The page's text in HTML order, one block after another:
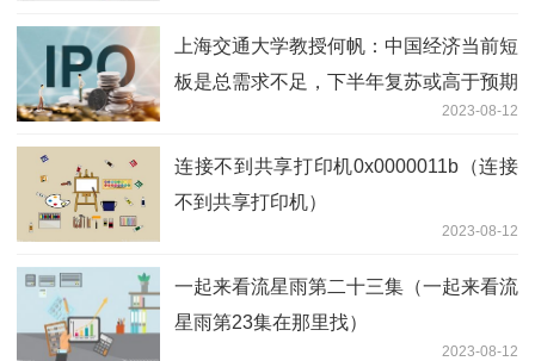
上海交通大学教授何帆：中国经济当前短
板是总需求不足，下半年复苏或高于预期
2023-08-12
连接不到共享打印机0x0000011b（连接
不到共享打印机）
2023-08-12
一起来看流星雨第二十三集（一起来看流
星雨第23集在那里找）
2023-08-12